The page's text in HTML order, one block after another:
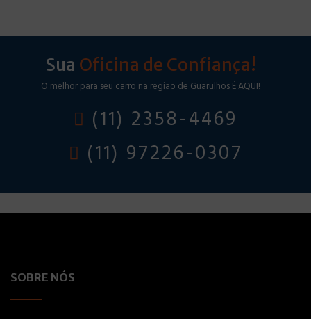
Sua Oficina de Confiança!
O melhor para seu carro na região de Guarulhos É AQUI!
(11) 2358-4469
(11) 97226-0307
SOBRE NÓS